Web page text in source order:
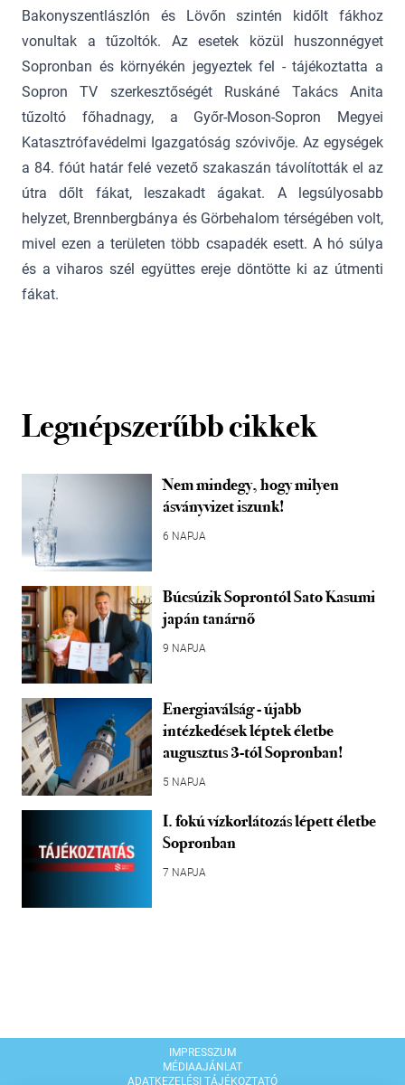
Bakonyszentlászlón és Lövőn szintén kidőlt fákhoz
vonultak a tűzoltók. Az esetek közül huszonnégyet
Sopronban és környékén jegyeztek fel - tájékoztatta a
Sopron TV szerkesztőségét Ruskáné Takács Anita
tűzoltó főhadnagy, a Győr-Moson-Sopron Megyei
Katasztrófavédelmi Igazgatóság szóvivője. Az egységek
a 84. fóút határ felé vezető szakaszán távolították el az
útra dőlt fákat, leszakadt ágakat. A legsúlyosabb
helyzet, Brennbergbánya és Görbehalom térségében volt,
mivel ezen a területen több csapadék esett. A hó súlya
és a viharos szél együttes ereje döntötte ki az útmenti
fákat.
Legnépszerűbb cikkek
Nem mindegy, hogy milyen
ásványvizet iszunk!
6 NAPJA
Búcsúzik Soprontól Sato Kasumi
japán tanárnő
9 NAPJA
Energiaválság - újabb
intézkedések léptek életbe
augusztus 3-tól Sopronban!
5 NAPJA
I. fokú vízkorlátozás lépett életbe
Sopronban
7 NAPJA
IMPRESSZUM
MÉDIAAJÁNLAT
ADATKEZELÉSI TÁJÉKOZTATÓ